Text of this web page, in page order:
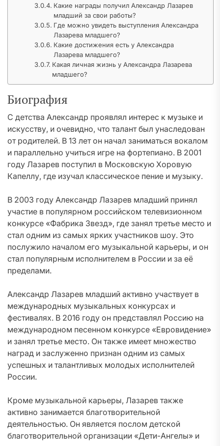
Какие награды получил Александр Лазарев
младший за свои работы?
Где можно увидеть выступления Александра
Лазарева младшего?
Какие достижения есть у Александра
Лазарева младшего?
Какая личная жизнь у Александра Лазарева
младшего?
Биография
С детства Александр проявлял интерес к музыке и
искусству, и очевидно, что талант был унаследован
от родителей. В 13 лет он начал заниматься вокалом
и параллельно учиться игре на фортепиано. В 2001
году Лазарев поступил в Московскую Хоровую
Капеллу, где изучал классическое пение и музыку.
В 2003 году Александр Лазарев младший принял
участие в популярном российском телевизионном
конкурсе «Фабрика Звезд», где занял третье место и
стал одним из самых ярких участников шоу. Это
послужило началом его музыкальной карьеры, и он
стал популярным исполнителем в России и за её
пределами.
Александр Лазарев младший активно участвует в
международных музыкальных конкурсах и
фестивалях. В 2016 году он представлял Россию на
международном песенном конкурсе «Евровидение»
и занял третье место. Он также имеет множество
наград и заслуженно признан одним из самых
успешных и талантливых молодых исполнителей
России.
Кроме музыкальной карьеры, Лазарев также
активно занимается благотворительной
деятельностью. Он является послом детской
благотворительной организации «Дети-Ангелы» и